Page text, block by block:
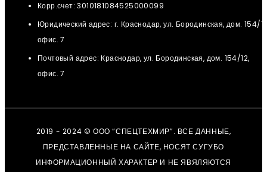
Корр.счет: 3010181084525000099
Юридический адрес: г. Краснодар, ул. Бородинская, дом. 154/
офис. 7
Почтовый адрес: Краснодар, ул. Бородинская, дом. 154/12,
офис. 7
2019 - 2024 © ООО “СПЕЦТЕХМИР”. ВСЕ ДАННЫЕ,
ПРЕДСТАВЛЕННЫЕ НА САЙТЕ, НОСЯТ СУГУБО
ИНФОРМАЦИОННЫЙ ХАРАКТЕР И НЕ ЯВЯЛЯЮТСЯ